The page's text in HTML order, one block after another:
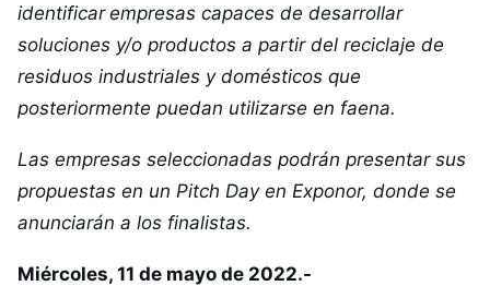
identificar empresas capaces de desarrollar
soluciones y/o productos a partir del reciclaje de
residuos industriales y domésticos que
posteriormente puedan utilizarse en faena.
Las empresas seleccionadas podrán presentar sus
propuestas en un Pitch Day en Exponor, donde se
anunciarán a los finalistas.
Miércoles, 11 de mayo de 2022.-